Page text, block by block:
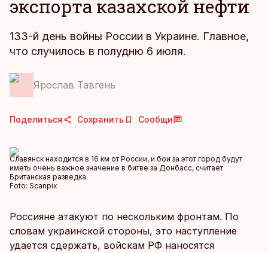
экспорта казахской нефти
133-й день войны России в Украине. Главное,
что случилось в полудню 6 июля.
Ярослав Тавгень
Поделиться Сохранить Сообщи
Славянск находится в 16 км от России, и бои за этот город будут
иметь очень важное значение в битве за Донбасс, считает
Британская разведка.
Foto: Scanpix
Россияне атакуют по нескольким фронтам. По
словам украинской стороны, это наступление
удается сдержать, войскам РФ наносятся